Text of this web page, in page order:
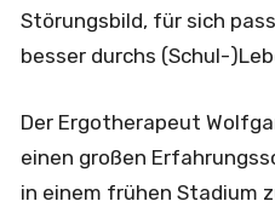
Störungsbild, für sich
besser durchs (Schul-
Der Ergotherapeut
einen großen
in einem frühen Stadium